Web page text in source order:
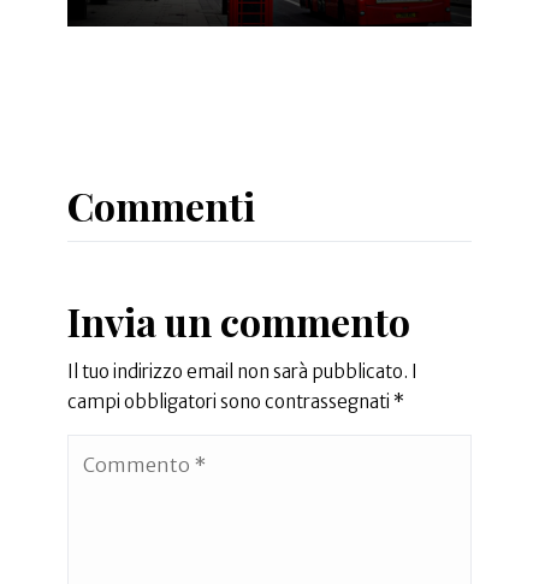
Commenti
Invia un commento
Il tuo indirizzo email non sarà pubblicato. I
campi obbligatori sono contrassegnati *